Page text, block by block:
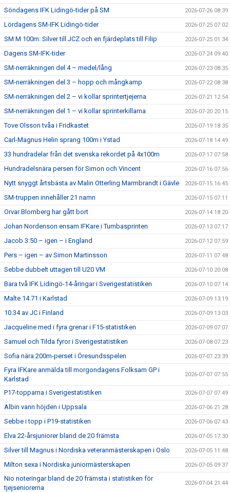
Söndagens IFK Lidingö-tider på SM 2026-07-26 08:39
Lördagens SM-IFK Lidingö-tider 2026-07-25 07:02
SM M 100m: Silver till JCZ och en fjärdeplats till Filip 2026-07-25 01:34
Dagens SM-IFK-tider 2026-07-24 09:40
SM-nerräkningen del 4 – medel/lång 2026-07-23 08:35
SM-nerräkningen del 3 – hopp och mångkamp 2026-07-22 08:38
SM-nerräkningen del 2 – vi kollar sprintertjejerna 2026-07-21 12:54
SM-nerräkningen del 1 – vi kollar sprinterkillarna 2026-07-20 20:15
Tove Olsson tvåa i Fridkastet 2026-07-19 18:35
Carl-Magnus Helin sprang 100m i Ystad 2026-07-18 14:49
33 hundradelar från det svenska rekordet på 4x100m 2026-07-17 07:58
Hundradelsnära persen för Simon och Vincent 2026-07-16 07:56
Nytt snyggt årtsbästa av Malin Otterling Marmbrandt i Gävle 2026-07-15 16:45
SM-truppen innehåller 21 namn 2026-07-15 07:11
Orvar Blomberg har gått bort 2026-07-14 18:20
Johan Nordenson ensam IFKare i Tumbasprinten 2026-07-13 07:17
Jacob 3:50 – igen – i England 2026-07-12 07:59
Pers – igen – av Simon Martinsson 2026-07-11 07:48
Sebbe dubbelt uttagen till U20 VM 2026-07-10 20:08
Bara två IFK Lidingö-14-åringar i Sverigestatistiken 2026-07-10 07:14
Malte 14.71 i Karlstad 2026-07-09 13:19
10.34 av JC i Finland 2026-07-09 13:03
Jacqueline med i fyra grenar i F15-statistiken 2026-07-09 07:07
Samuel och Tilda fyror i Sverigestatistiken 2026-07-08 07:23
Sofia nära 200m-perset i Öresundsspelen 2026-07-07 23:39
Fyra IFKare anmälda till morgondagens Folksam GP i
Karlstad
2026-07-07 07:55
P17-topparna i Sverigestatistiken 2026-07-07 07:49
Albin vann höjden i Uppsala 2026-07-06 21:28
Sebbe i topp i P19-statistiken 2026-07-06 07:43
Elva 22-årsjuniorer bland de 20 främsta 2026-07-05 17:30
Silver till Magnus i Nordiska veteranmästerskapen i Oslo 2026-07-05 11:48
Milton sexa i Nordiska juniormästerskapen 2026-07-05 09:37
Nio noteringar bland de 20 främsta i statistiken för
tjejseniorerna
2026-07-04 21:44